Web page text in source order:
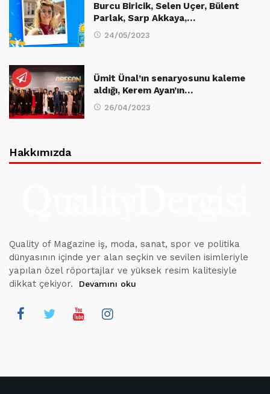
Burcu Biricik, Selen Uçer, Bülent
Parlak, Sarp Akkaya,…
24/05/2023
Ümit Ünal’ın senaryosunu kaleme
aldığı, Kerem Ayan’ın…
26/04/2023
Hakkımızda
Quality of Magazine iş, moda, sanat, spor ve politika
dünyasının içinde yer alan seçkin ve sevilen isimleriyle
yapılan özel röportajlar ve yüksek resim kalitesiyle
dikkat çekiyor.
Devamını oku